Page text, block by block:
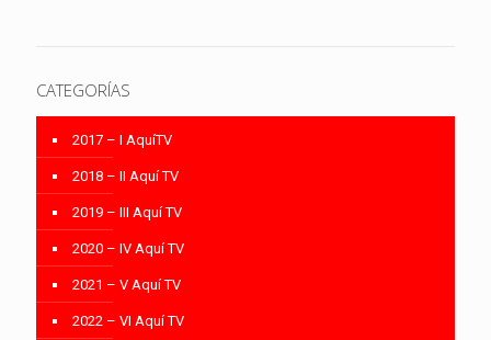
CATEGORÍAS
2017 – I AquíTV
2018 – II Aquí TV
2019 – III Aquí TV
2020 – IV Aquí TV
2021 – V Aquí TV
2022 – VI Aquí TV